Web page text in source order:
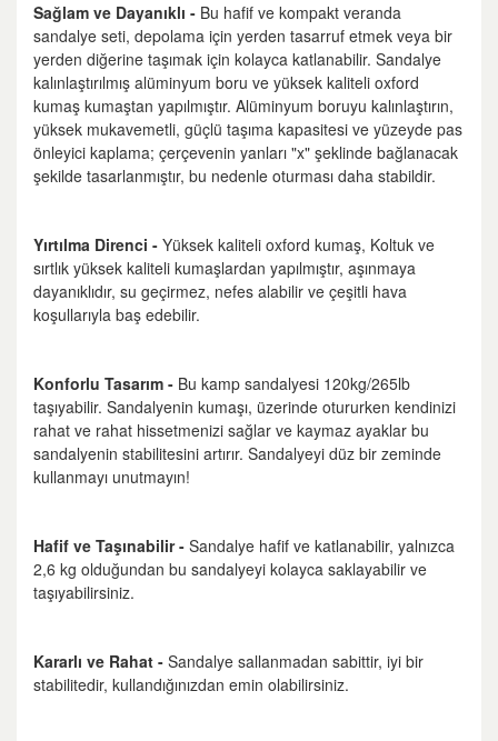
Sağlam ve Dayanıklı - Bu hafif ve kompakt veranda
sandalye seti, depolama için yerden tasarruf etmek veya bir
yerden diğerine taşımak için kolayca katlanabilir. Sandalye
kalınlaştırılmış alüminyum boru ve yüksek kaliteli oxford
kumaş kumaştan yapılmıştır. Alüminyum boruyu kalınlaştırın,
yüksek mukavemetli, güçlü taşıma kapasitesi ve yüzeyde pas
önleyici kaplama; çerçevenin yanları "x" şeklinde bağlanacak
şekilde tasarlanmıştır, bu nedenle oturması daha stabildir.
Yırtılma Direnci - Yüksek kaliteli oxford kumaş, Koltuk ve
sırtlık yüksek kaliteli kumaşlardan yapılmıştır, aşınmaya
dayanıklıdır, su geçirmez, nefes alabilir ve çeşitli hava
koşullarıyla baş edebilir.
Konforlu Tasarım - Bu kamp sandalyesi 120kg/265lb
taşıyabilir. Sandalyenin kumaşı, üzerinde otururken kendinizi
rahat ve rahat hissetmenizi sağlar ve kaymaz ayaklar bu
sandalyenin stabilitesini artırır. Sandalyeyi düz bir zeminde
kullanmayı unutmayın!
Hafif ve Taşınabilir - Sandalye hafif ve katlanabilir, yalnızca
2,6 kg olduğundan bu sandalyeyi kolayca saklayabilir ve
taşıyabilirsiniz.
Kararlı ve Rahat - Sandalye sallanmadan sabittir, iyi bir
stabilitedir, kullandığınızdan emin olabilirsiniz.